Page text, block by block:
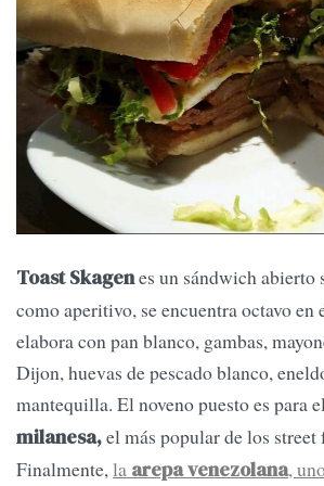
Toast Skagenes un sándwich abierto
como aperitivo, se encuentra octavo en
elabora con pan blanco, gambas,
Dijon, huevas de pescado blanco,
mantequilla. El noveno puesto es para
milanesa,el más popular de los street
Finalmente,la arepa venezolana,